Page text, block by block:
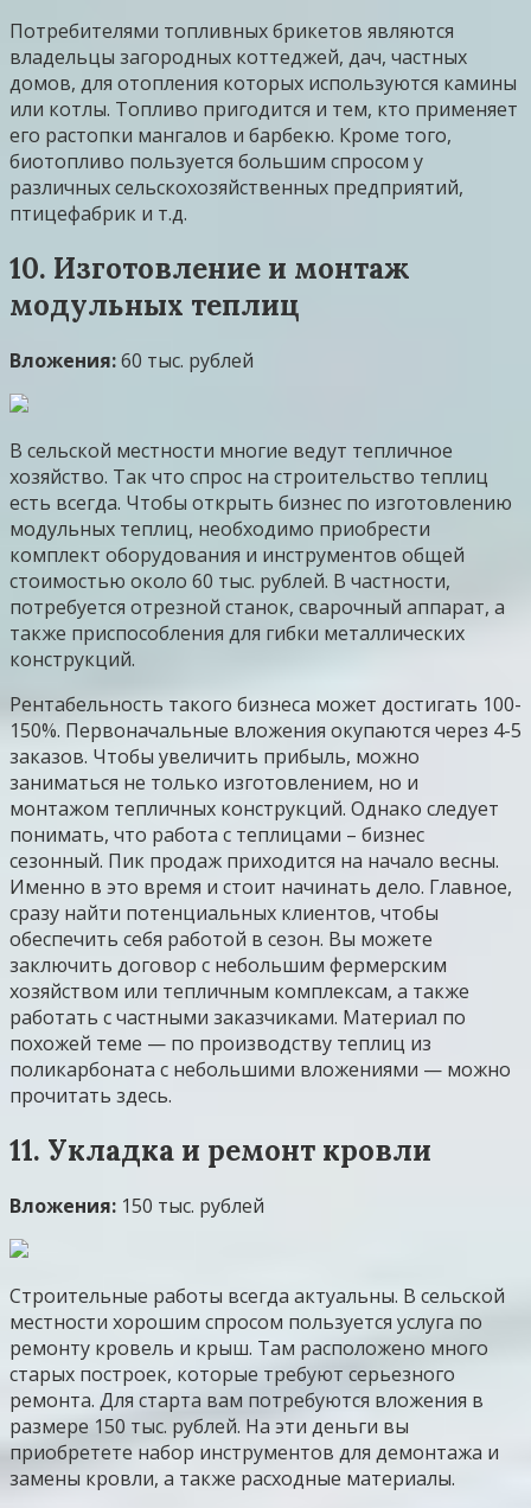
Потребителями топливных брикетов являются
владельцы загородных коттеджей, дач, частных
домов, для отопления которых используются камины
или котлы. Топливо пригодится и тем, кто применяет
его растопки мангалов и барбекю. Кроме того,
биотопливо пользуется большим спросом у
различных сельскохозяйственных предприятий,
птицефабрик и т.д.
10. Изготовление и монтаж
модульных теплиц
Вложения:60 тыс. рублей
В сельской местности многие ведут тепличное
хозяйство. Так что спрос на строительство теплиц
есть всегда. Чтобы открыть бизнес по изготовлению
модульных теплиц, необходимо приобрести
комплект оборудования и инструментов общей
стоимостью около 60 тыс. рублей. В частности,
потребуется отрезной станок, сварочный аппарат, а
также приспособления для гибки металлических
конструкций.
Рентабельность такого бизнеса может достигать 100-
150%. Первоначальные вложения окупаются через 4-5
заказов. Чтобы увеличить прибыль, можно
заниматься не только изготовлением, но и
монтажом тепличных конструкций. Однако следует
понимать, что работа с теплицами – бизнес
сезонный. Пик продаж приходится на начало весны.
Именно в это время и стоит начинать дело. Главное,
сразу найти потенциальных клиентов, чтобы
обеспечить себя работой в сезон. Вы можете
заключить договор с небольшим фермерским
хозяйством или тепличным комплексам, а также
работать с частными заказчиками. Материал по
похожей теме — по производству теплиц из
поликарбоната с небольшими вложениями — можно
прочитать здесь.
11. Укладка и ремонт кровли
Вложения: 150 тыс. рублей
Строительные работы всегда актуальны. В сельской
местности хорошим спросом пользуется услуга по
ремонту кровель и крыш. Там расположено много
старых построек, которые требуют серьезного
ремонта. Для старта вам потребуются вложения в
размере 150 тыс. рублей. На эти деньги вы
приобретете набор инструментов для демонтажа и
замены кровли, а также расходные материалы.